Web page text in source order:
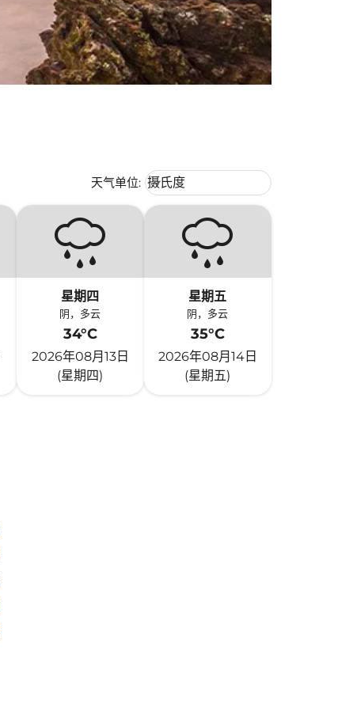
天气单位: Weather unit option 摄氏度
摄氏度
keyboard_arrow_down
星期四
阴，多云
34°C
2026年08月13日
(星期四)
星期五
阴，多云
35°C
2026年08月14日
(星期五)